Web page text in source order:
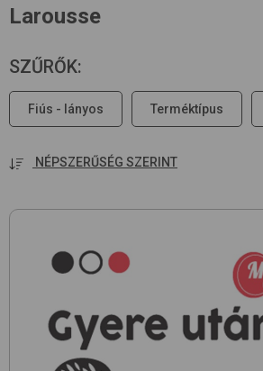
Larousse
SZŰRŐK:
Fiús - lányos Terméktípus
NÉPSZERŰSÉG SZERINT